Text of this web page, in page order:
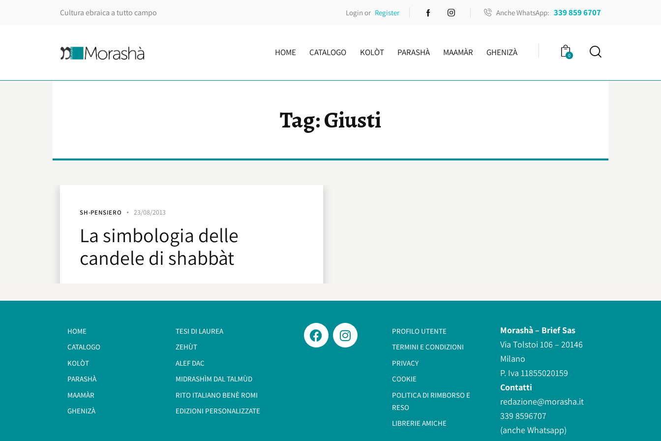
Cultura ebraica a tutto campo Login or Register Anche WhatsApp: 339 859 6707
HOME CATALOGO KOLÒT PARASHÀ MAAMÀR GHENIZÀ 0
Tag: Giusti
SH-PENSIERO 23/08/2013
La simbologia delle
candele di shabbàt
HOME
CATALOGO
KOLÒT
PARASHÀ
MAAMÀR
GHENIZÀ
TESI DI LAUREA
ZEHÙT
ALEF DAC
MIDRASHÌM DAL TALMÙD
RITO ITALIANO BENÈ ROMI​
EDIZIONI PERSONALIZZATE
PROFILO UTENTE
TERMINI E CONDIZIONI
PRIVACY
COOKIE
POLITICA DI RIMBORSO E
RESO
LIBRERIE AMICHE
Morashà – Brief Sas
Via Tolstoi 106 – 20146
Milano
P. Iva 11855020159
Contatti
redazione@morasha.it
339 8596707
(anche Whatsapp)